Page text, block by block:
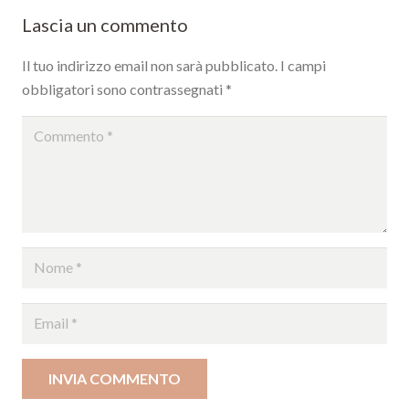
Lascia un commento
Il tuo indirizzo email non sarà pubblicato. I campi
obbligatori sono contrassegnati *
INVIA COMMENTO